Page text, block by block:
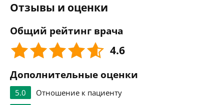
Отзывы и оценки
Общий рейтинг врача
4.6
Дополнительные оценки
5.0
Отношение к пациенту